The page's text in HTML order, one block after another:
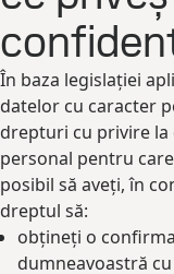
În baza legislației
datelor cu caracter
drepturi cu privire
personal pentru
posibil să aveți, în
dreptul să:
obțineți o
dumneavoastră